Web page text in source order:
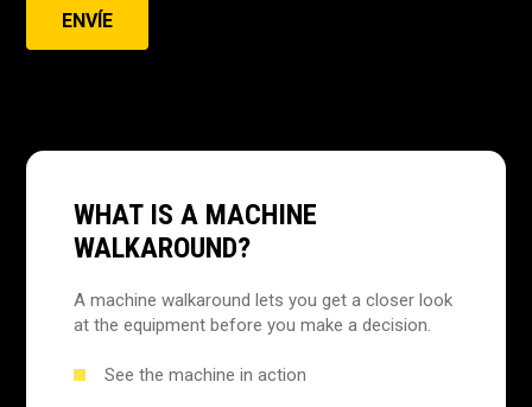
ENVÍE
WHAT IS A MACHINE
WALKAROUND?
A machine walkaround lets you get a closer look
at the equipment before you make a decision.
See the machine in action